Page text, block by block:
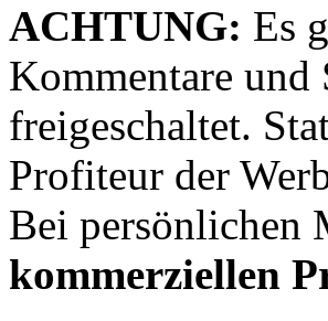
ACHTUNG: Es
Kommentare
freigeschaltet.
Profiteur der
Bei persönlichen
kommerziellen